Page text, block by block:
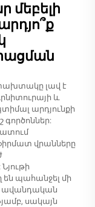
լավ է
և
արդյունքի
գործոններ:
վրանները
են պահանջել մի
ավանդական
սակայն